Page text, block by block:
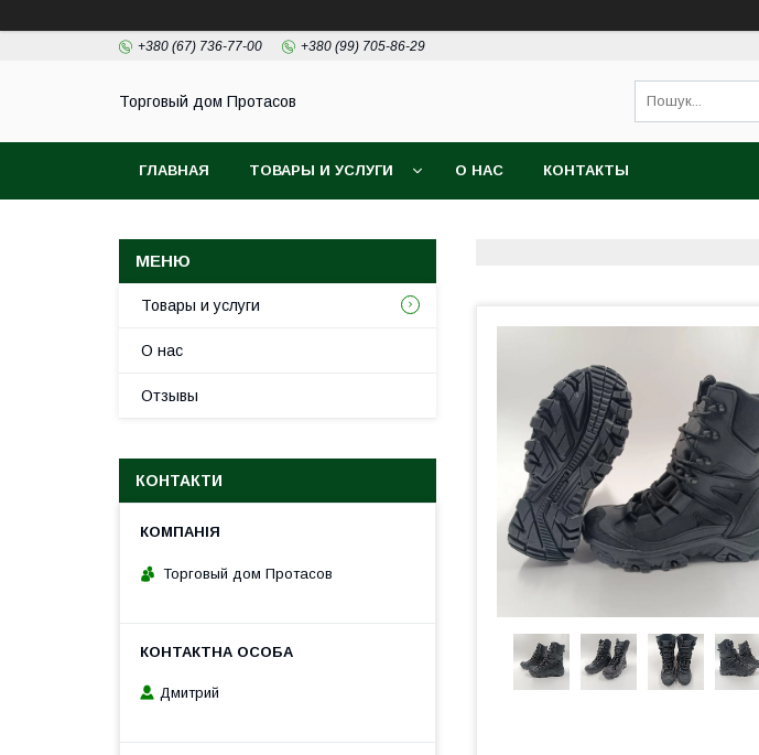
+380 (67) 736-77-00 +380 (99) 705-86-29
Торговый дом Протасов
ГЛАВНАЯ ТОВАРЫ И УСЛУГИ О НАС КОНТАКТЫ
Товары и услуги
О нас
Отзывы
КОНТАКТИ
Торговый дом Протасов
Дмитрий